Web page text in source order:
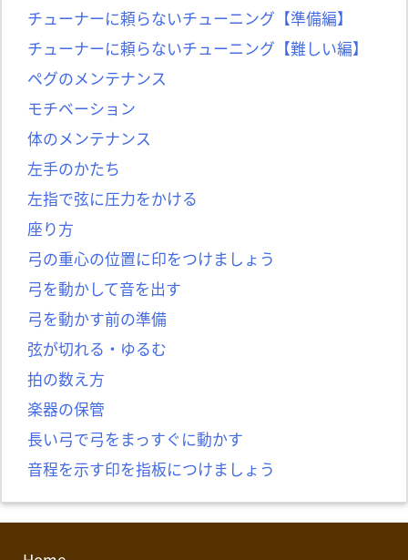
チューナーに頼らないチューニング【準備編】
チューナーに頼らないチューニング【難しい編】
ペグのメンテナンス
モチベーション
体のメンテナンス
左手のかたち
左指で弦に圧力をかける
座り方
弓の重心の位置に印をつけましょう
弓を動かして音を出す
弓を動かす前の準備
弦が切れる・ゆるむ
拍の数え方
楽器の保管
長い弓で弓をまっすぐに動かす
音程を示す印を指板につけましょう